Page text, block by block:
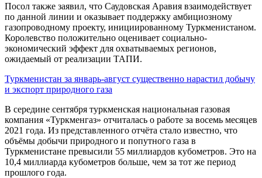
Посол также заявил, что Саудовская Аравия взаимодействует
по данной линии и оказывает поддержку амбициозному
газопроводному проекту, инициированному Туркменистаном.
Королевство положительно оценивает социально-
экономический эффект для охватываемых регионов,
ожидаемый от реализации ТАПИ.
Туркменистан за январь-август существенно нарастил добычу
и экспорт природного газа
В середине сентября туркменская национальная газовая
компания «Туркменгаз» отчиталась о работе за восемь месяцев
2021 года. Из представленного отчёта стало известно, что
объёмы добычи природного и попутного газа в
Туркменистане превысили 55 миллиардов кубометров. Это на
10,4 миллиарда кубометров больше, чем за тот же период
прошлого года.